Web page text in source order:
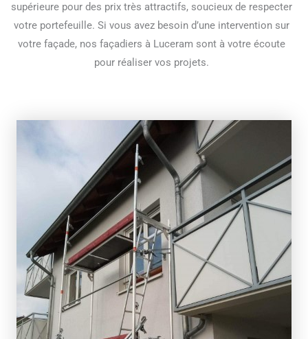
supérieure pour des prix très attractifs, soucieux de respecter
votre portefeuille. Si vous avez besoin d’une intervention sur
votre façade, nos façadiers à Luceram sont à votre écoute
pour réaliser vos projets.